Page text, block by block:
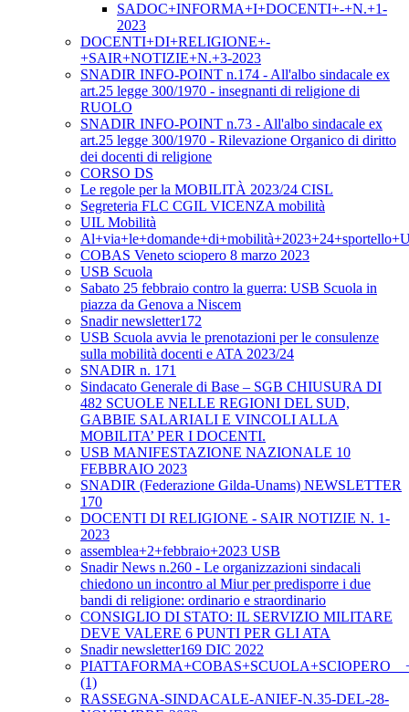
SADOC+INFORMA+I+DOCENTI+-+N.+1-
2023
DOCENTI+DI+RELIGIONE+-
+SAIR+NOTIZIE+N.+3-2023
SNADIR INFO-POINT n.174 - All'albo sindacale ex
art.25 legge 300/1970 - insegnanti di religione di
RUOLO
SNADIR INFO-POINT n.73 - All'albo sindacale ex
art.25 legge 300/1970 - Rilevazione Organico di diritto
dei docenti di religione
CORSO DS
Le regole per la MOBILITÀ 2023/24 CISL
Segreteria FLC CGIL VICENZA mobilità
UIL Mobilità
COBAS Veneto sciopero 8 marzo 2023
USB Scuola
Sabato 25 febbraio contro la guerra: USB Scuola in
piazza da Genova a Niscem
Snadir newsletter172
USB Scuola avvia le prenotazioni per le consulenze
sulla mobilità docenti e ATA 2023/24
SNADIR n. 171
Sindacato Generale di Base – SGB CHIUSURA DI
482 SCUOLE NELLE REGIONI DEL SUD,
GABBIE SALARIALI E VINCOLI ALLA
MOBILITA’ PER I DOCENTI.
USB MANIFESTAZIONE NAZIONALE 10
FEBBRAIO 2023
SNADIR (Federazione Gilda-Unams) NEWSLETTER
170
DOCENTI DI RELIGIONE - SAIR NOTIZIE N. 1-
2023
assemblea+2+febbraio+2023 USB
Snadir News n.260 - Le organizzazioni sindacali
chiedono un incontro al Miur per predisporre i due
bandi di religione: ordinario e straordinario
CONSIGLIO DI STATO: IL SERVIZIO MILITARE
DEVE VALERE 6 PUNTI PER GLI ATA
Snadir newsletter169 DIC 2022
(1)
RASSEGNA-SINDACALE-ANIEF-N.35-DEL-28-